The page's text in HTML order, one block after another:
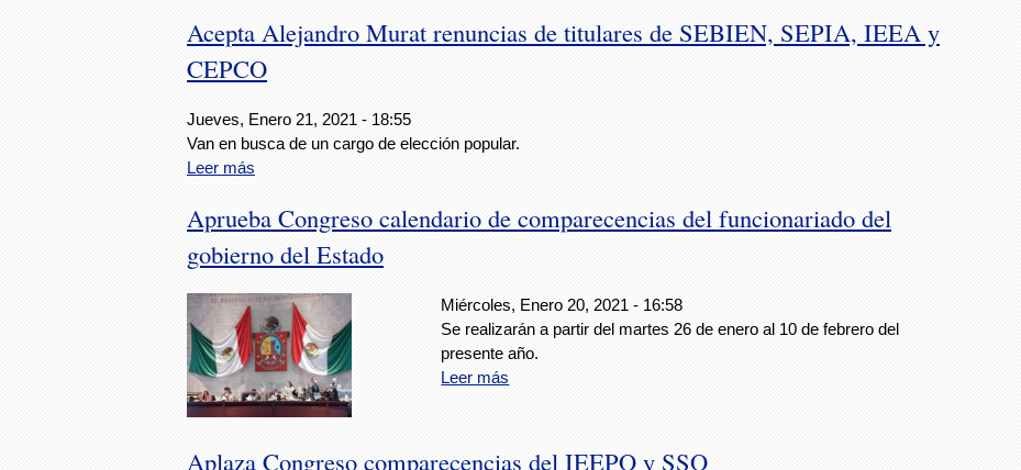
Acepta Alejandro Murat renuncias de titulares de SEBIEN, SEPIA, IEEA y
CEPCO
Jueves, Enero 21, 2021 - 18:55
Van en busca de un cargo de elección popular.
Leer más
Aprueba Congreso calendario de comparecencias del funcionariado del
gobierno del Estado
Miércoles, Enero 20, 2021 - 16:58
Se realizarán a partir del martes 26 de enero al 10 de febrero del
presente año.
Leer más
Aplaza Congreso comparecencias del IEEPO y SSO